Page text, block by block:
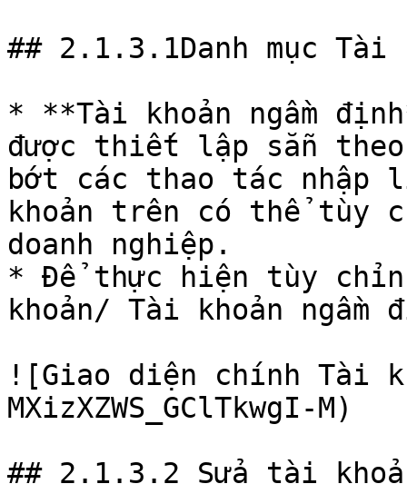
## 2.1.3.1Danh mục Tài
* **Tài khoản ngầm
được thiết lập sẵn
bớt các thao tác nhập
khoản trên có thể tùy
doanh nghiệp.
* Để thực hiện tùy
khoản/ Tài khoản ngầm
![Giao diện chính Tài
MXizXZWS_GClTkwgI-M)
## 2.1.3.2 Sửa tài